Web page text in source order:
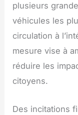
plusieurs
véhicules les
circulation à
mesure vise à
réduire les
citoyens.
Des incitations